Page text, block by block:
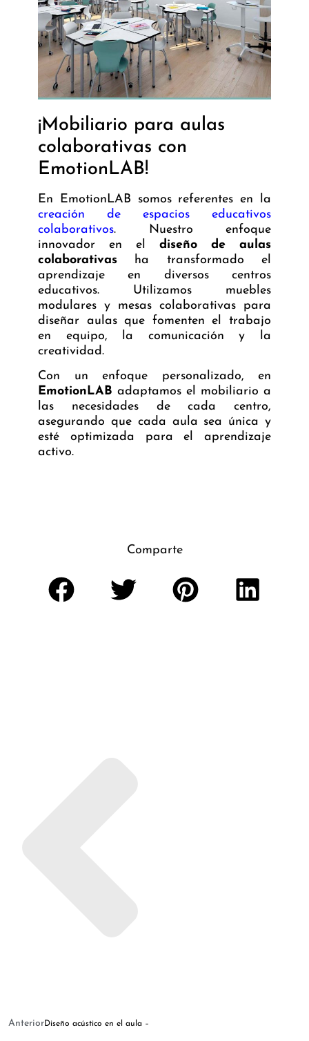
¡Mobiliario para aulas
colaborativas con
EmotionLAB!
En EmotionLAB somos referentes en la
creación de espacios educativos
colaborativos. Nuestro enfoque
innovador en el diseño de aulas
colaborativas ha transformado el
aprendizaje en diversos centros
educativos. Utilizamos muebles
modulares y mesas colaborativas para
diseñar aulas que fomenten el trabajo
en equipo, la comunicación y la
creatividad.
Con un enfoque personalizado, en
EmotionLAB adaptamos el mobiliario a
las necesidades de cada centro,
asegurando que cada aula sea única y
esté optimizada para el aprendizaje
activo.
Comparte
AnteriorDiseño acústico en el aula –